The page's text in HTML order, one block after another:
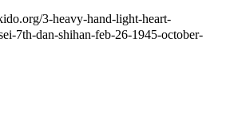
3-heavy-hand-light-heart-
7th-dan-shihan-feb-26-1945-october-